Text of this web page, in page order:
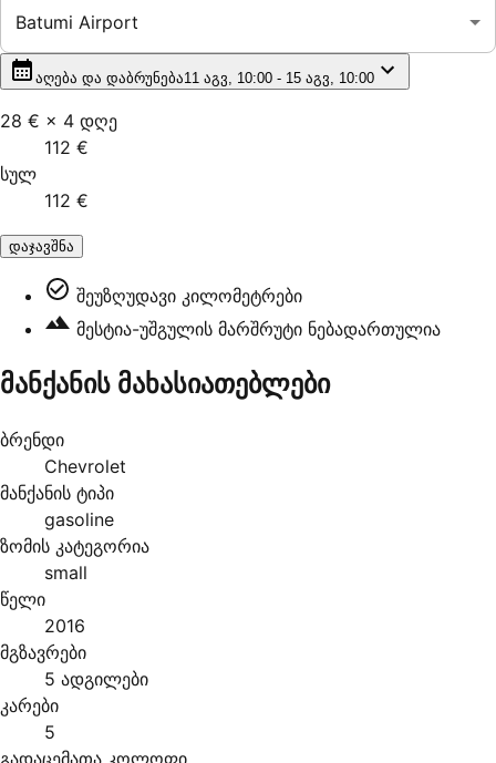
Batumi Airport
აღება და დაბრუნება11 აგვ, 10:00 - 15 აგვ, 10:00
28 € × 4 დღე
112 €
სულ
112 €
დაჯავშნა
შეუზღუდავი კილომეტრები
მესტია-უშგულის მარშრუტი ნებადართულია
მანქანის მახასიათებლები
ბრენდი
Chevrolet
მანქანის ტიპი
gasoline
ზომის კატეგორია
small
წელი
2016
მგზავრები
5 ადგილები
კარები
5
გადაცემათა კოლოფი